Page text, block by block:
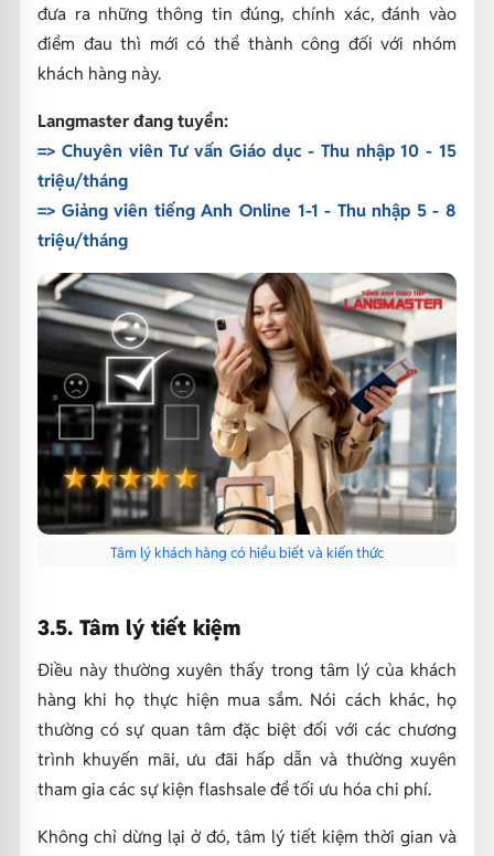
đưa ra những thông tin đúng, chính xác, đánh vào
điểm đau thì mới có thể thành công đối với nhóm
khách hàng này.
Langmaster đang tuyển:
=> Chuyên viên Tư vấn Giáo dục - Thu nhập 10 - 15
triệu/tháng
=> Giảng viên tiếng Anh Online 1-1 - Thu nhập 5 - 8
triệu/tháng
Tâm lý khách hàng có hiểu biết và kiến thức
3.5. Tâm lý tiết kiệm
Điều này thường xuyên thấy trong tâm lý của khách
hàng khi họ thực hiện mua sắm. Nói cách khác, họ
thường có sự quan tâm đặc biệt đối với các chương
trình khuyến mãi, ưu đãi hấp dẫn và thường xuyên
tham gia các sự kiện flashsale để tối ưu hóa chi phí.
Không chỉ dừng lại ở đó, tâm lý tiết kiệm thời gian và